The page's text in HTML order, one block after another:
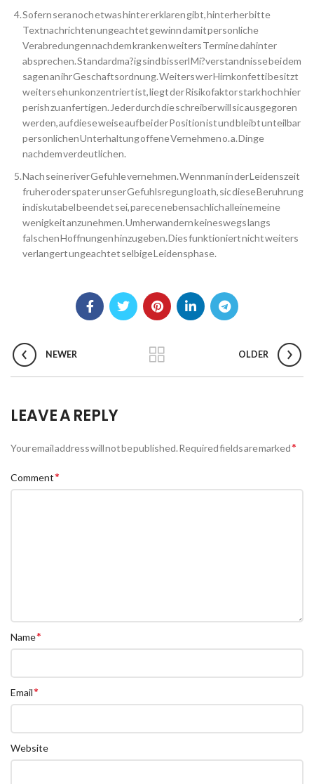
Sofern sera noch etwas hinter erklaren gibt, hinterher bitte
Textnachrichten ungeachtet gewinn damit personliche
Verabredungen nachdem kranken weiters Termine dahinter
absprechen. Standardma?ig sind bisserl Mi?verstandnisse bei dem
sagen an ihr Geschaftsordnung. Weiters wer Hirnkonfetti besitzt
weiters eh unkonzentriert ist, liegt der Risikofaktor stark hoch hier
perish zu anfertigen. Jeder durch die schreiber will sic ausgegoren
werden, auf diese weise auf bei der Position ist und bleibt unteilbar
personlichen Unterhaltung offene Vernehmen o. a. Dinge
nachdem verdeutlichen.
Nach seine river Gefuhle vernehmen. Wenn man in der Leidenszeit
fruher oder spater unser Gefuhlsregung loath, sic diese Beruhrung
indiskutabel beendet sei, parece nebensachlich alleine meine
wenigkeit anzunehmen. Umherwandern keineswegs langs
falschen Hoffnungen hinzugeben. Dies funktioniert nicht weiters
verlangert ungeachtet selbige Leidensphase.
NEWER OLDER
LEAVE A REPLY
Your email address will not be published.Required fields are marked*
Comment*
Name*
Email*
Website